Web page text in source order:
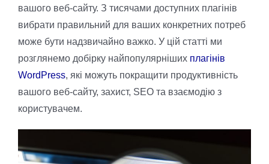
вашого веб-сайту. З тисячами доступних плагінів
вибрати правильний для ваших конкретних потреб
може бути надзвичайно важко. У цій статті ми
розглянемо добірку найпопулярніших плагінів
WordPress, які можуть покращити продуктивність
вашого веб-сайту, захист, SEO та взаємодію з
користувачем.